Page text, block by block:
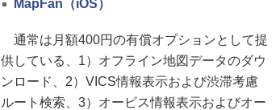
MapFan（iOS）
通常は月額400円の有償オプションとして提
供している、1）オフライン地図データのダウ
ンロード、2）VICS情報表示および渋滞考慮
ルート検索、3）オービス情報表示およびオー